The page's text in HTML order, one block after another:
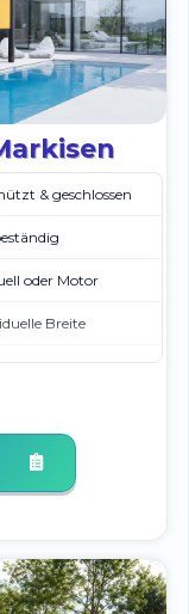
& geschlossen
oder Motor
Breite
vor Sonne &